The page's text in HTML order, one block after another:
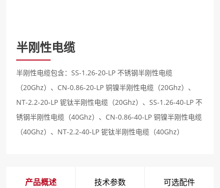
半刚性电缆
半刚性电缆包含：SS-1.26-20-LP 不锈钢半刚性电缆
（20Ghz）、CN-0.86-20-LP 铜镍半刚性电缆（20Ghz）、
NT-2.2-20-LP 铌钛半刚性电缆（20Ghz）、SS-1.26-40-LP 不
锈钢半刚性电缆（40Ghz）、CN-0.86-40-LP 铜镍半刚性电缆
（40Ghz）、NT-2.2-40-LP 铌钛半刚性电缆（40Ghz）
产品概述 技术参数 可选配件